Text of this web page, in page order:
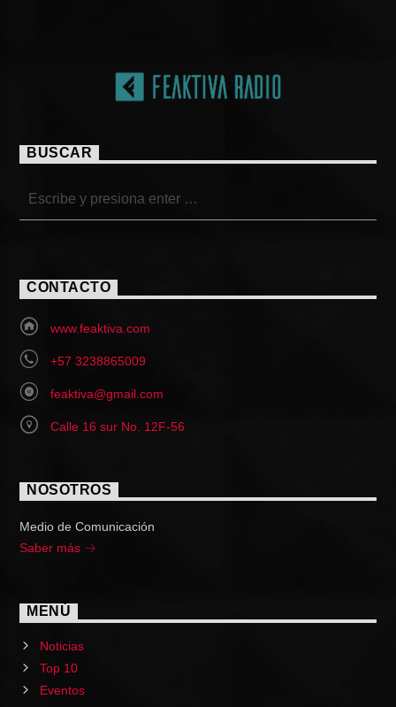
BUSCAR
CONTACTO
www.feaktiva.com
+57 3238865009
feaktiva@gmail.com
Calle 16 sur No. 12F-56
NOSOTROS
Medio de Comunicación
Saber más
MENÚ
Noticias
Top 10
Eventos